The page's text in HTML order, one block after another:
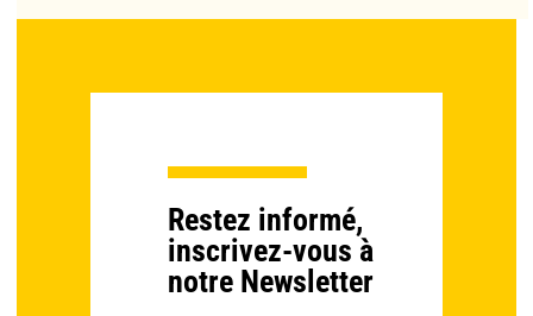
Restez informé,
inscrivez-vous à
notre Newsletter